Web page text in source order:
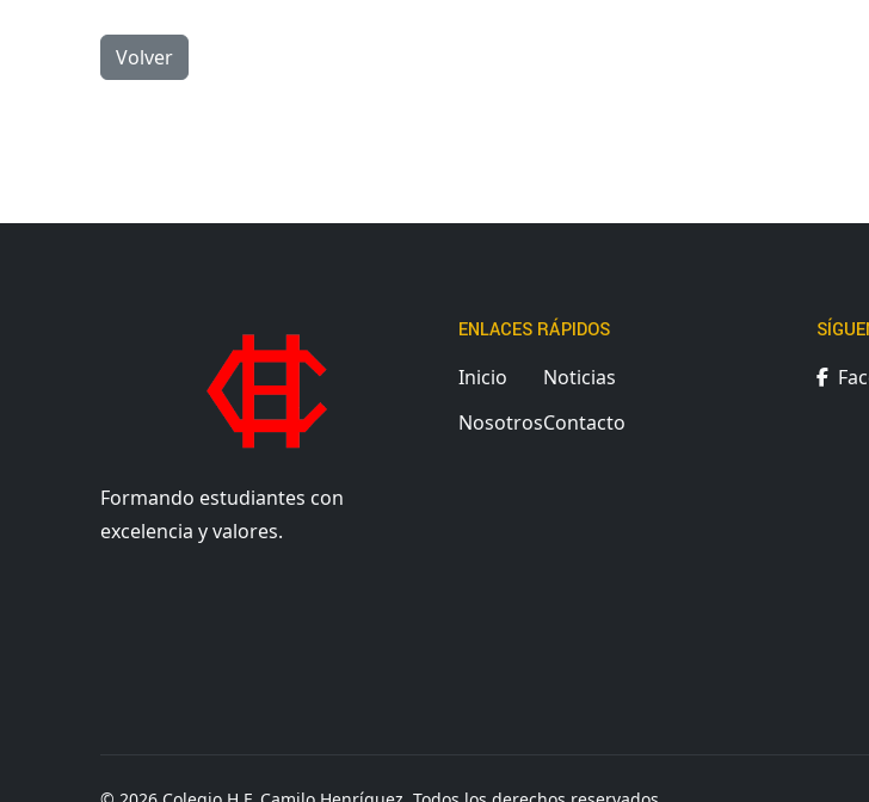
Volver
Formando estudiantes con
excelencia y valores.
ENLACES RÁPIDOS
Inicio
Nosotros
Noticias
Contacto